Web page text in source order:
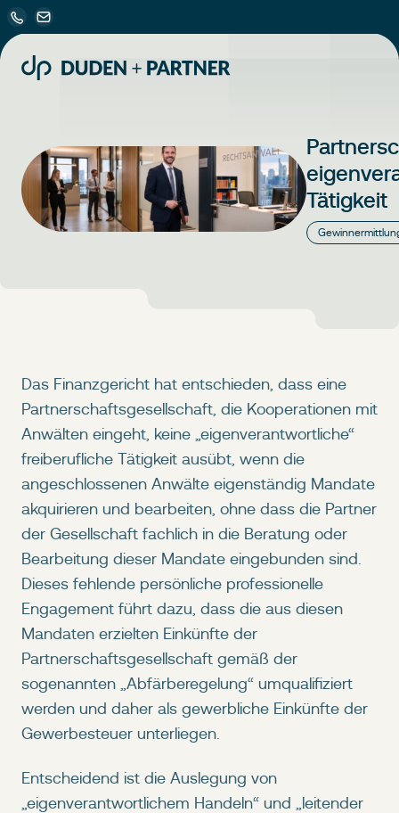
Tätigkeit
Das Finanzgericht hat entschieden, dass eine
Partnerschaftsgesellschaft, die Kooperationen mit
Anwälten eingeht, keine „eigenverantwortliche“
freiberufliche Tätigkeit ausübt, wenn die
angeschlossenen Anwälte eigenständig Mandate
akquirieren und bearbeiten, ohne dass die Partner
der Gesellschaft fachlich in die Beratung oder
Bearbeitung dieser Mandate eingebunden sind.
Dieses fehlende persönliche professionelle
Engagement führt dazu, dass die aus diesen
Mandaten erzielten Einkünfte der
Partnerschaftsgesellschaft gemäß der
sogenannten „Abfärberegelung“ umqualifiziert
werden und daher als gewerbliche Einkünfte der
Gewerbesteuer unterliegen.
Entscheidend ist die Auslegung von
„eigenverantwortlichem Handeln“ und „leitender